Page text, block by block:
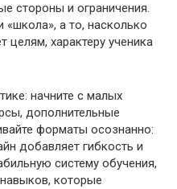
стороны и ограничения.
«школа», а то, насколько
целям, характеру ученика
начните с малых
дополнительные
форматы осознанно:
добавляет гибкость и
систему обучения,
которые